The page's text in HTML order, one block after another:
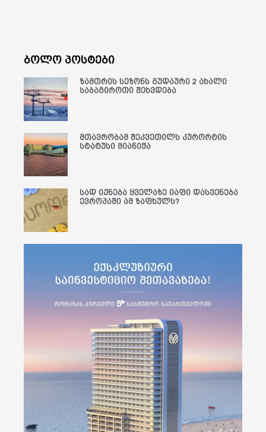
ბოლო პოსტები
ზამთრის სეზონს გუდაური 2 ახალი
საბაგიროთი შეხვდება
მთავრობამ შეკვეთილს კურორტის
სტატუსი მიანიჭა
სად იქნება ყველაზე იაფი დასვენება
ევროპაში ამ ზაფხულს?